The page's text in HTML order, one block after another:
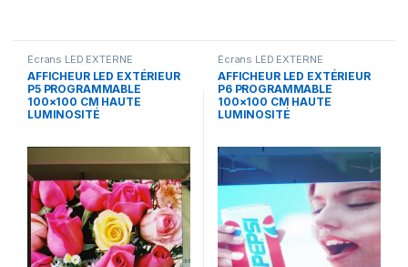
Écrans LED EXTERNE
AFFICHEUR LED EXTÉRIEUR
P5 PROGRAMMABLE
100×100 CM HAUTE
LUMINOSITÉ
Écrans LED EXTERNE
AFFICHEUR LED EXTÉRIEUR
P6 PROGRAMMABLE
100×100 CM HAUTE
LUMINOSITÉ